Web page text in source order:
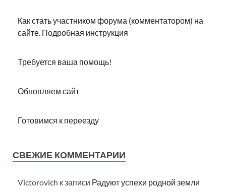
Как стать участником форума (комментатором) на
сайте. Подробная инструкция
Требуется ваша помощь!
Обновляем сайт
Готовимся к переезду
СВЕЖИЕ КОММЕНТАРИИ
Victorovich к записи Радуют успехи родной земли